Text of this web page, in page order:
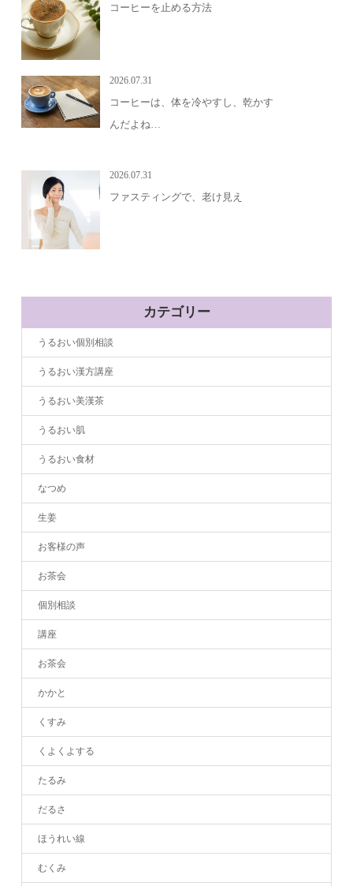
コーヒーを止める方法
2026.07.31
コーヒーは、体を冷やすし、乾かす
んだよね…
2026.07.31
ファスティングで、老け見え
カテゴリー
うるおい個別相談
うるおい漢方講座
うるおい美漢茶
うるおい肌
うるおい食材
なつめ
生姜
お客様の声
お茶会
個別相談
講座
お茶会
かかと
くすみ
くよくよする
たるみ
だるさ
ほうれい線
むくみ